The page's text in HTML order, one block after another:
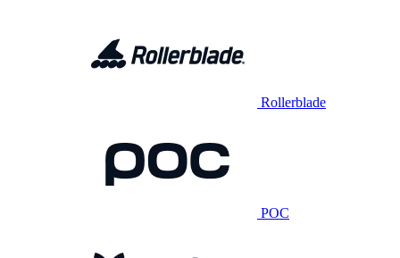
Rollerblade
POC